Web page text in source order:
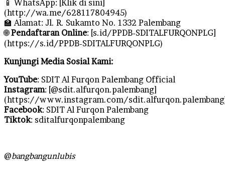
📱 WhatsApp: [Klik di sini]
(http://wa.me/628117804945)
🏫 Alamat: Jl. R. Sukamto No. 1332 Palembang
🌐Pendaftaran Online: [s.id/PPDB-SDITALFURQONPLG]
(https://s.id/PPDB-SDITALFURQONPLG)
Kunjungi Media Sosial Kami:
YouTube: SDIT Al Furqon Palembang Official
Instagram: [@sdit.alfurqon.palembang]
(https://www.instagram.com/
Facebook: SDIT Al Furqon Palembang
Tiktok: sditalfurqonpalembang
@bangbangunlubis